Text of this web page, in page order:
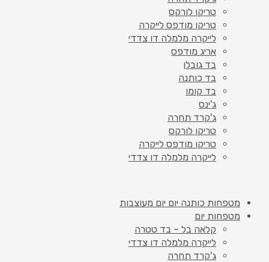
טריקו לורקס
טריקו מודפס לייקרה
לייקרה מלמלה דו צדדי
אריג מודפס
בד גובלן
בד כותנה
בד קומו
ג'ינס
ג'קרד תחרה
טריקו לורקס
טריקו מודפס לייקרה
לייקרה מלמלה דו צדדי
מטפחות כותנה יום יום מעוצבות
מטפחות יום
קלאה בל – בד טטרה
לייקרה מלמלה דו צדדי
ג'קרד תחרה